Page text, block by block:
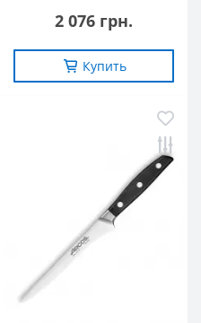
2 076 грн.
Купить